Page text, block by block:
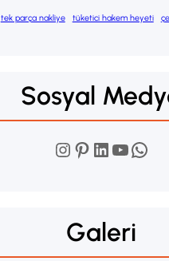
tek parça nakliye tüketici hakem heyeti
Sosyal
Instagram Pinterest LinkedIn YouTube WhatsApp
Galeri